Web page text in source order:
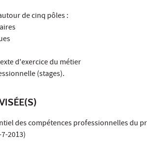
de cinq pôles :
d'exercice du métier
(stages).
des compétences professionnelles du
2013)